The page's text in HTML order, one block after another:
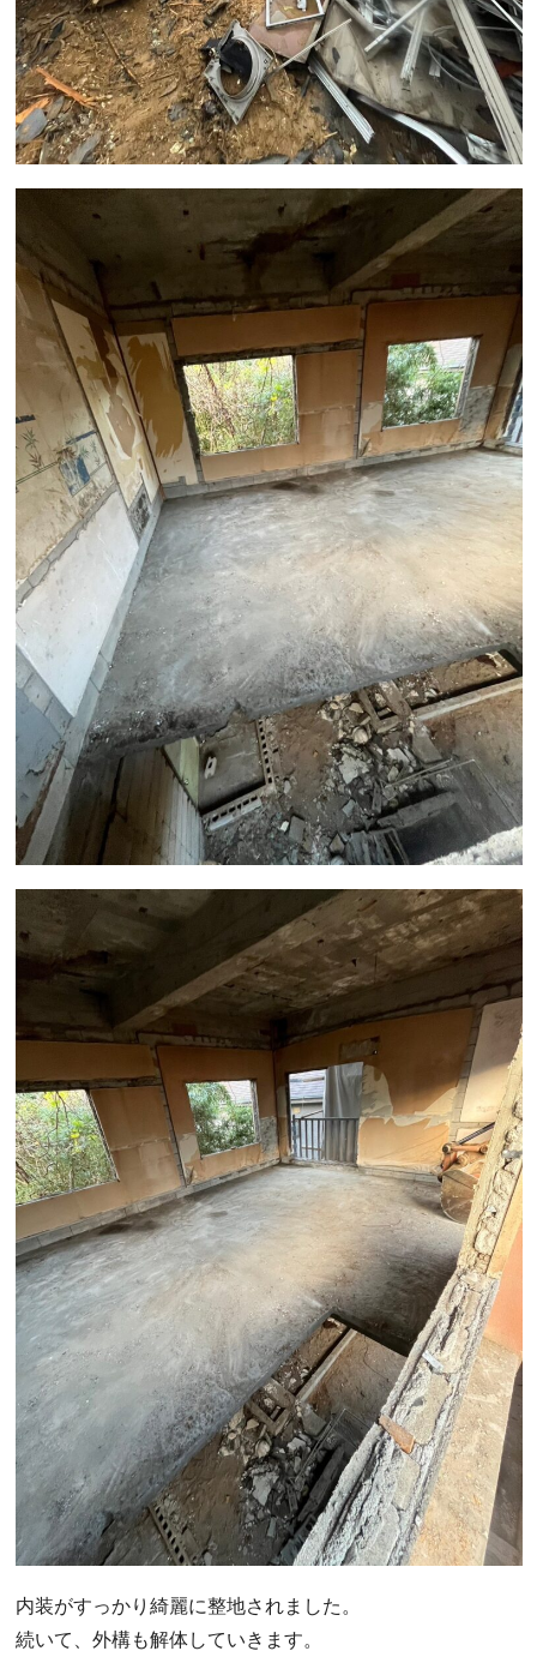
内装がすっかり綺麗に整地されました。
続いて、外構も解体していきます。